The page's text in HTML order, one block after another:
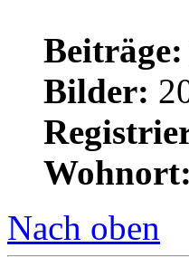
Beiträge:
Bilder:
Wohnort:
Nach oben